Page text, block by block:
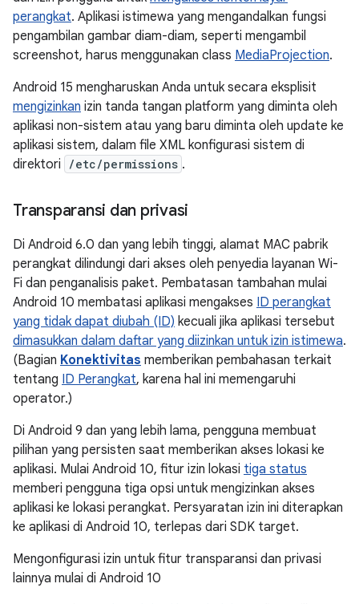
perangkat. Aplikasi istimewa yang mengandalkan fungsi
pengambilan gambar diam-diam, seperti mengambil
screenshot, harus menggunakan class MediaProjection.
Android 15 mengharuskan Anda untuk secara eksplisit
mengizinkan izin tanda tangan platform yang diminta oleh
aplikasi non-sistem atau yang baru diminta oleh update ke
aplikasi sistem, dalam file XML konfigurasi sistem di
direktori
/etc/permissions .
Transparansi dan privasi
Di Android 6.0 dan yang lebih tinggi, alamat MAC pabrik
perangkat dilindungi dari akses oleh penyedia layanan Wi-
Fi dan penganalisis paket. Pembatasan tambahan mulai
Android 10 membatasi aplikasi mengakses ID perangkat
yang tidak dapat diubah (ID) kecuali jika aplikasi tersebut
dimasukkan dalam daftar yang diizinkan untuk izin istimewa.
(Bagian Konektivitas memberikan pembahasan terkait
tentang ID Perangkat, karena hal ini memengaruhi
operator.)
Di Android 9 dan yang lebih lama, pengguna membuat
pilihan yang persisten saat memberikan akses lokasi ke
aplikasi. Mulai Android 10, fitur izin lokasi tiga status
memberi pengguna tiga opsi untuk mengizinkan akses
aplikasi ke lokasi perangkat. Persyaratan izin ini diterapkan
ke aplikasi di Android 10, terlepas dari SDK target.
Mengonfigurasi izin untuk fitur transparansi dan privasi
lainnya mulai di Android 10